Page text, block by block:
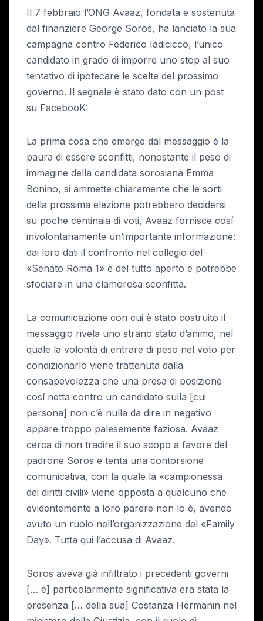
Il 7 febbraio l’ONG Avaaz, fondata e sostenuta
dal finanziere George Soros, ha lanciato la sua
campagna contro Federico Iadicicco, l’unico
candidato in grado di imporre uno stop al suo
tentativo di ipotecare le scelte del prossimo
governo. Il segnale è stato dato con un post
su FacebooK:
La prima cosa che emerge dal messaggio è la
paura di essere sconfitti, nonostante il peso di
immagine della candidata sorosiana Emma
Bonino, si ammette chiaramente che le sorti
della prossima elezione potrebbero decidersi
su poche centinaia di voti, Avaaz fornisce cosí
involontariamente un’importante informazione:
dai loro dati il confronto nel collegio del
«Senato Roma 1» è del tutto aperto e potrebbe
sfociare in una clamorosa sconfitta.
La comunicazione con cui è stato costruito il
messaggio rivela uno strano stato d’animo, nel
quale la volontà di entrare di peso nel voto per
condizionarlo viene trattenuta dalla
consapevolezza che una presa di posizione
cosí netta contro un candidato sulla [cui
persona] non c’è nulla da dire in negativo
appare troppo palesemente faziosa. Avaaz
cerca di non tradire il suo scopo a favore del
padrone Soros e tenta una contorsione
comunicativa, con la quale la «campionessa
dei diritti civili» viene opposta a qualcuno che
evidentemente a loro parere non lo è, avendo
avuto un ruolo nell’organizzazione del «Family
Day». Tutta qui l’accusa di Avaaz.
Soros aveva già infiltrato i precedenti governi
[… e] particolarmente significativa era stata la
presenza [… della sua] Costanza Hermanin nel